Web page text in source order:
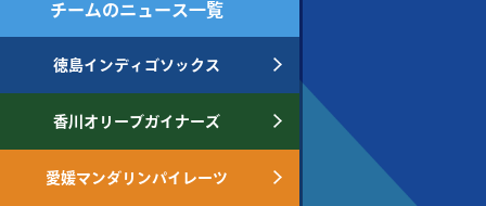
チームのニュース一覧
徳島インディゴソックス
香川オリーブガイナーズ
愛媛マンダリンパイレーツ